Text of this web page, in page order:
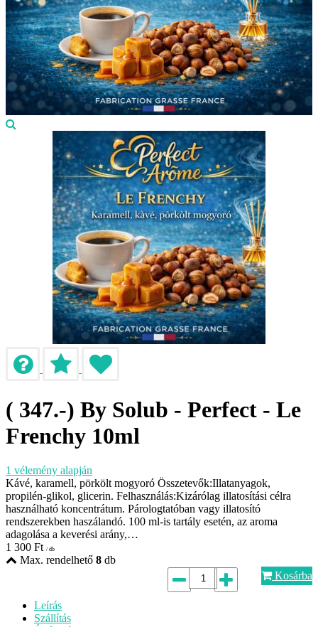
( 347.-) By Solub - Perfect - Le
Frenchy 10ml
1 vélemény alapján
Kávé, karamell, pörkölt mogyoró Összetevők:Illatanyagok,
propilén-glikol, glicerin. Felhasználás:Kizárólag illatosítási célra
használható koncentrátum. Párologtatóban vagy illatosító
rendszerekben haszálandó. 100 ml-is tartály esetén, az aroma
adagolása a keverési arány,…
1 300 Ft / db
Max. rendelhető 8 db
Kosárba
Leírás
Szállítás